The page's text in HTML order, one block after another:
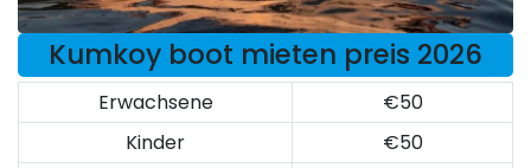
Kumkoy boot mieten preis 2026
Erwachsene
€50
Kinder
€50